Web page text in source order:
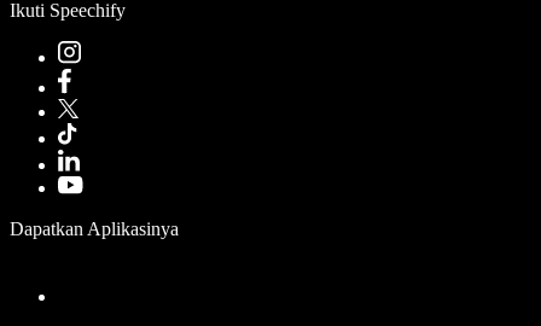
Ikuti Speechify
Dapatkan Aplikasinya